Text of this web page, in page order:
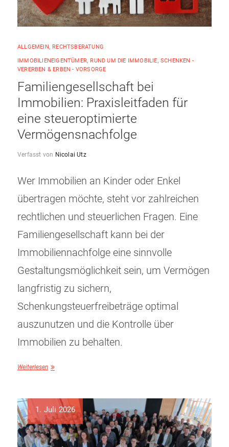
ALLGEMEIN, RECHTSBERATUNG
IMMOBILIENEIGENTÜMER, RUND UM DIE IMMOBILIE,SCHENKEN -
VERERBEN & ERBEN - VORSORGE
Familiengesellschaft bei
Immobilien: Praxisleitfaden für
eine steueroptimierte
Vermögensnachfolge
Verfasst von Nicolai Utz
Wer Immobilien an Kinder oder Enkel
übertragen möchte, steht vor zahlreichen
rechtlichen und steuerlichen Fragen. Eine
Familiengesellschaft kann bei der
Immobiliennachfolge eine sinnvolle
Gestaltungsmöglichkeit sein, um Vermögen
langfristig zu sichern,
Schenkungsteuerfreibeträge optimal
auszunutzen und die Kontrolle über
Immobilien zu behalten.
Weiterlesen
1. Juli 2026